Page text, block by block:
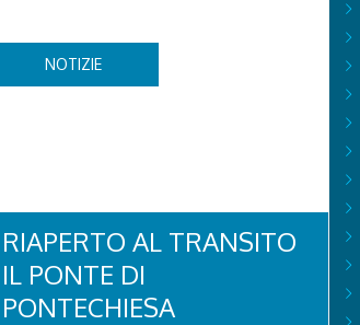
NOTIZIE
RIAPERTO AL TRANSITO
IL PONTE DI
PONTECHIESA